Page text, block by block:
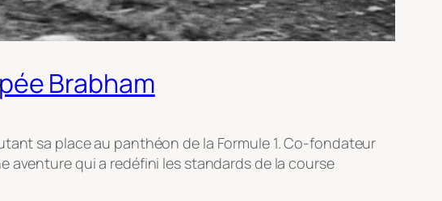
Brabham
sa place au panthéon de la Formule 1. Co-fondateur
aventure qui a redéfini les standards de la course